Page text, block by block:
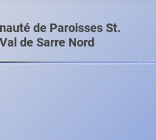
de Paroisses St.
de Sarre Nord